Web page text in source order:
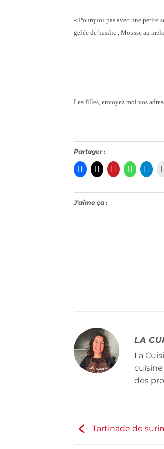
« Pourquoi pas avec une petite
gelée de basilic , Mousse au
Les filles, envoyez moi vos
Partager :
J’aime ça :
LA
La
des
Tartinade de